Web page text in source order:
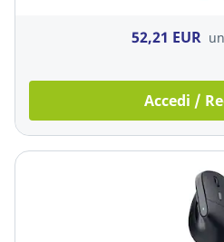
52,21 EUR
Accedi /